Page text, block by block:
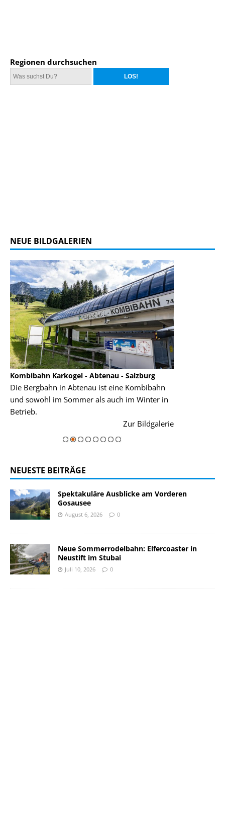
Regionen durchsuchen
NEUE BILDGALERIEN
Kombibahn Karkogel - Abtenau - Salzburg
Die Bergbahn in Abtenau ist eine Kombibahn
und sowohl im Sommer als auch im Winter in
Betrieb.
Zur Bildgalerie
NEUESTE BEITRÄGE
Spektakuläre Ausblicke am Vorderen
Gosausee
August 6, 2026 0
Neue Sommerrodelbahn: Elfercoaster in
Neustift im Stubai
Juli 10, 2026 0